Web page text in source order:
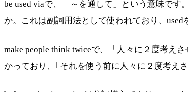
be used viaで、「～を通して」という意味です
か。これは副詞用法として使われており、used
make people think twiceで、「人々に２度考え
かっており、｢それを使う前に人々に２度考え